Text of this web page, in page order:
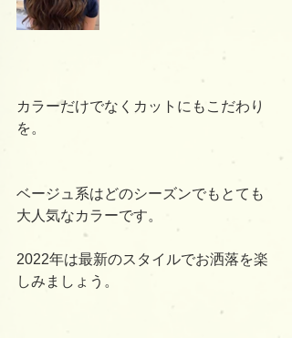
カラーだけでなくカットにもこだわり
を。
ベージュ系はどのシーズンでもとても
大人気なカラーです。
2022年は最新のスタイルでお洒落を楽
しみましょう。